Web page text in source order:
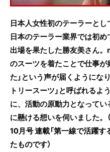
日本人女性初のテーラーと
日本のテーラー業界では初
出場を果たした勝友美さん
のスーツを着たことで仕事が
た」という声が届くようにな
トリースーツ」と呼ばれる
に、活動の原動力となって
に懸ける想いを伺いました。
10月号 連載「第一線で活躍
たものです）